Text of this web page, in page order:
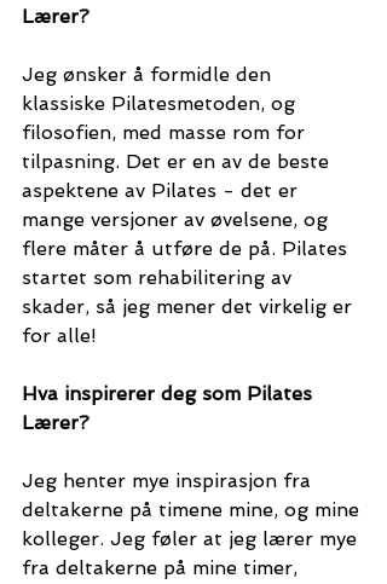
Lærer?
Jeg ønsker å formidle den
klassiske Pilatesmetoden, og
filosofien, med masse rom for
tilpasning. Det er en av de beste
aspektene av Pilates - det er
mange versjoner av øvelsene, og
flere måter å utføre de på. Pilates
startet som rehabilitering av
skader, så jeg mener det virkelig er
for alle!
Hva inspirerer deg som Pilates
Lærer?
Jeg henter mye inspirasjon fra
deltakerne på timene mine, og mine
kolleger. Jeg føler at jeg lærer mye
fra deltakerne på mine timer,